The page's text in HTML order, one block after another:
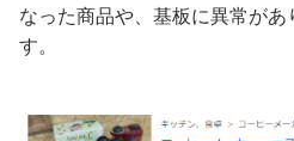
なった商品や、基板に異常が
す。